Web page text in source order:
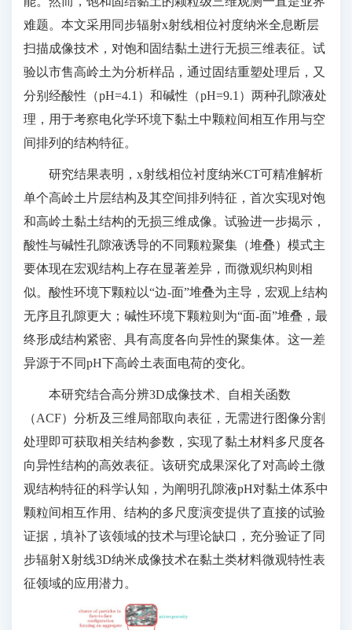
难题。本文采用同步辐射x射线相位衬度纳米全息断层
扫描成像技术，对饱和固结黏土进行无损三维表征。试
验以市售高岭土为分析样品，通过固结重塑处理后，又
分别经酸性（pH=4.1）和碱性（pH=9.1）两种孔隙液处
理，用于考察电化学环境下黏土中颗粒间相互作用与空
间排列的结构特征。
研究结果表明，x射线相位衬度纳米CT可精准解析
单个高岭土片层结构及其空间排列特征，首次实现对饱
和高岭土黏土结构的无损三维成像。试验进一步揭示，
酸性与碱性孔隙液诱导的不同颗粒聚集（堆叠）模式主
要体现在宏观结构上存在显著差异，而微观织构则相
似。酸性环境下颗粒以“边-面”堆叠为主导，宏观上结构
无序且孔隙更大；碱性环境下颗粒则为“面-面”堆叠，最
终形成结构紧密、具有高度各向异性的聚集体。这一差
异源于不同pH下高岭土表面电荷的变化。
本研究结合高分辨3D成像技术、自相关函数
（ACF）分析及三维局部取向表征，无需进行图像分割
处理即可获取相关结构参数，实现了黏土材料多尺度各
向异性结构的高效表征。该研究成果深化了对高岭土微
观结构特征的科学认知，为阐明孔隙液pH对黏土体系中
颗粒间相互作用、结构的多尺度演变提供了直接的试验
证据，填补了该领域的技术与理论缺口，充分验证了同
步辐射X射线3D纳米成像技术在黏土类材料微观特性表
征领域的应用潜力。